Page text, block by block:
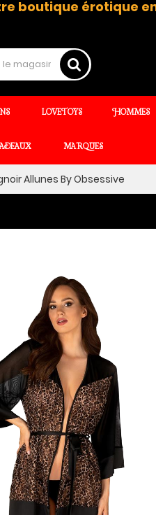
boutique érotique
LOVETOYS HOMMES
MARQUES
Allunes By Obsessive